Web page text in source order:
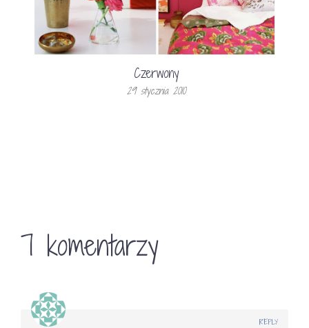
Czerwony
29 stycznia 2010
7 komentarzy
REPLY